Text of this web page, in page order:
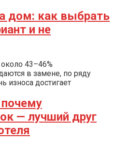
дом: как выбрать
и не
43–46%
в замене, по ряду
износа достигает
— лучший друг